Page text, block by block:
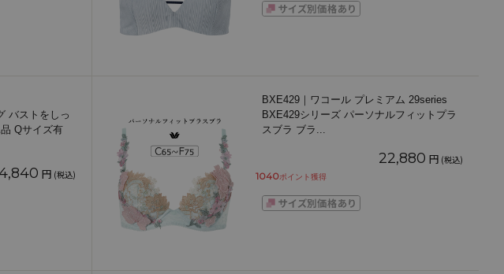
バストをしっ
Qサイズ有
円 (税込)
BXE429｜ワコール プレミアム 29series
BXE429シリーズ パーソナルフィットプラ
スブラ ブラ ...
22,880 円 (税込)
1040ポイント獲得